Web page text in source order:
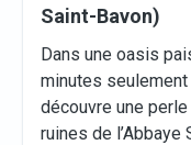
Saint-Bavon)
Dans une oasis
minutes seulement
découvre une
ruines de l’Abbaye